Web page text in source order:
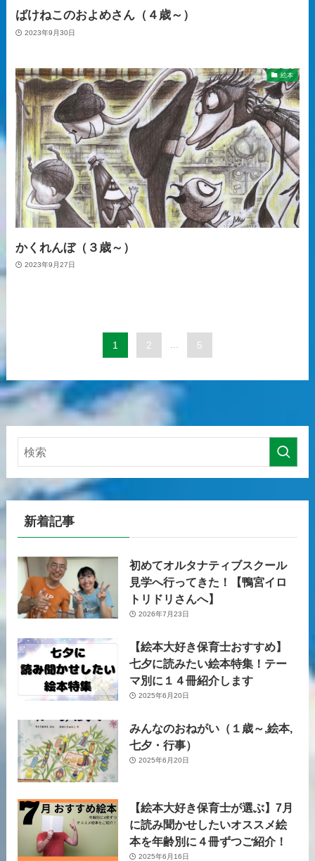
ばけねこのおよめさん（４歳～）
2023年9月30日
絵本
かくれんぼ（３歳～）
2023年9月27日
1 2 5
新着記事
初めてオルタナティブスクール
見学へ行ってきた！【鴨宮イロ
トリドリさんへ】
2026年7月23日
【絵本大好き保育士おすすめ】
七夕に読みたい絵本特集！テー
マ別に１４冊紹介します
2025年6月20日
みんなのおねがい（１歳～,絵本,
七夕・行事）
2025年6月20日
【絵本大好き保育士が選ぶ】7月
に読み聞かせしたいオススメ絵
本を年齢別に４冊ずつご紹介！
2025年6月16日